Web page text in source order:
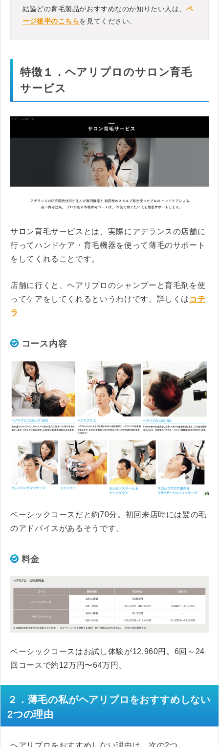
結論どの育毛製品がおすすめなのか知りたい人は、 ペ
ージ後半のこちらを見てください。
特徴１．ヘアリプロのサロン育毛
サービス
サロン育毛サービスとは、実際にアデランスの店舗に
行ってハンドケア・育毛機器を使って薄毛のサポート
をしてくれることです。
店舗に行くと、ヘアリプロのシャンプーと育毛剤を使
ってケアをしてくれるというわけです。詳しくは コチ
ラ
コース内容
ベーシックコースだと約70分。初回来店時には髪の毛
のアドバイスがあるそうです。
料金
ベーシックコースはお試し体験が12,960円。6回～24
回コースで約12万円〜64万円。
２．薄毛の私がヘアリプロをおすすめしない
2つの理由
ヘアリプロをおすすめしない理由は、次の2つ。